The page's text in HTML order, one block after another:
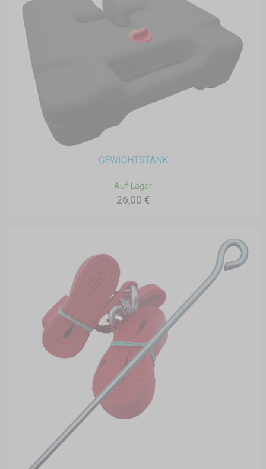
GEWICHTSTANK
Auf Lager
26,00 €